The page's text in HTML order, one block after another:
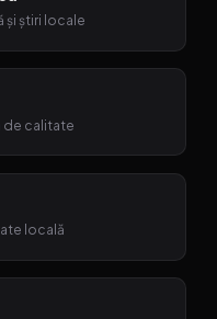
și știri locale
de calitate
locală